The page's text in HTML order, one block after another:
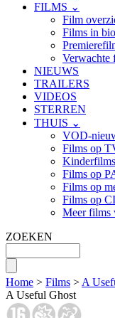
FILMS ⌄
Film
Films in
Verwachte
NIEUWS
TRAILERS
VIDEOS
STERREN
THUIS ⌄
VOD-
Films op
Kinderfilms
Films op
Films op
Films op
Meer films
ZOEKEN
Home > Films > A
A Useful Ghost